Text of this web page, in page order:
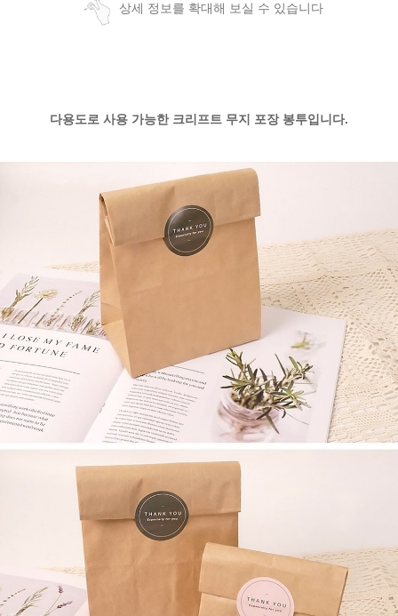
상세 정보를 확대해 보실 수 있습니다
다용도로 사용 가능한 크리프트 무지 포장 봉투입니다.